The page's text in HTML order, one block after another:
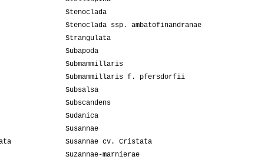
Stenoclada
Stenoclada ssp. ambatofinandranae
Strangulata
Subapoda
Submammillaris
Submammillaris f. pfersdorfii
Subsalsa
Subscandens
Sudanica
Susannae
Susannae cv. Cristata
Suzannae-marnierae